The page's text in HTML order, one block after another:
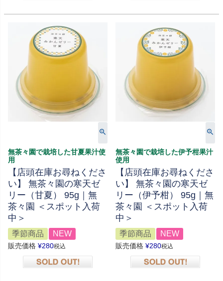
無茶々園で栽培した甘夏果汁使
用
【店頭在庫お尋ねくださ
い】 無茶々園の寒天ゼ
リー（甘夏） 95g｜無
茶々園 ＜スポット入荷
中＞
季節商品 NEW
販売価格 ¥280税込
無茶々園で栽培した伊予柑果汁
使用
【店頭在庫お尋ねくださ
い】 無茶々園の寒天ゼ
リー（伊予柑） 95g｜無
茶々園 ＜スポット入荷
中＞
季節商品 NEW
販売価格 ¥280税込